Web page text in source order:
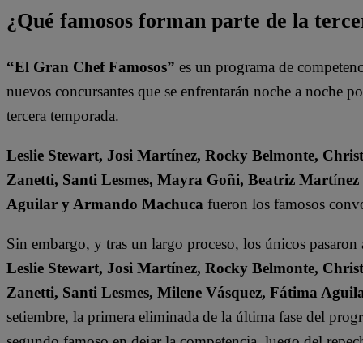
¿Qué famosos forman parte de la
“El Gran Chef Famosos” es un programa de
nuevos concursantes que se enfrentarán noche a noche
tercera temporada.
Leslie Stewart, Josi Martínez, Rocky Belmonte,
Zanetti, Santi Lesmes, Mayra Goñi, Beatriz Martí
Aguilar y Armando Machuca fueron los famosos
Sin embargo, y tras un largo proceso, los únicos
Leslie Stewart, Josi Martínez, Rocky Belmonte,
Zanetti, Santi Lesmes, Milene Vásquez, Fátima
setiembre, la primera eliminada de la última fase del